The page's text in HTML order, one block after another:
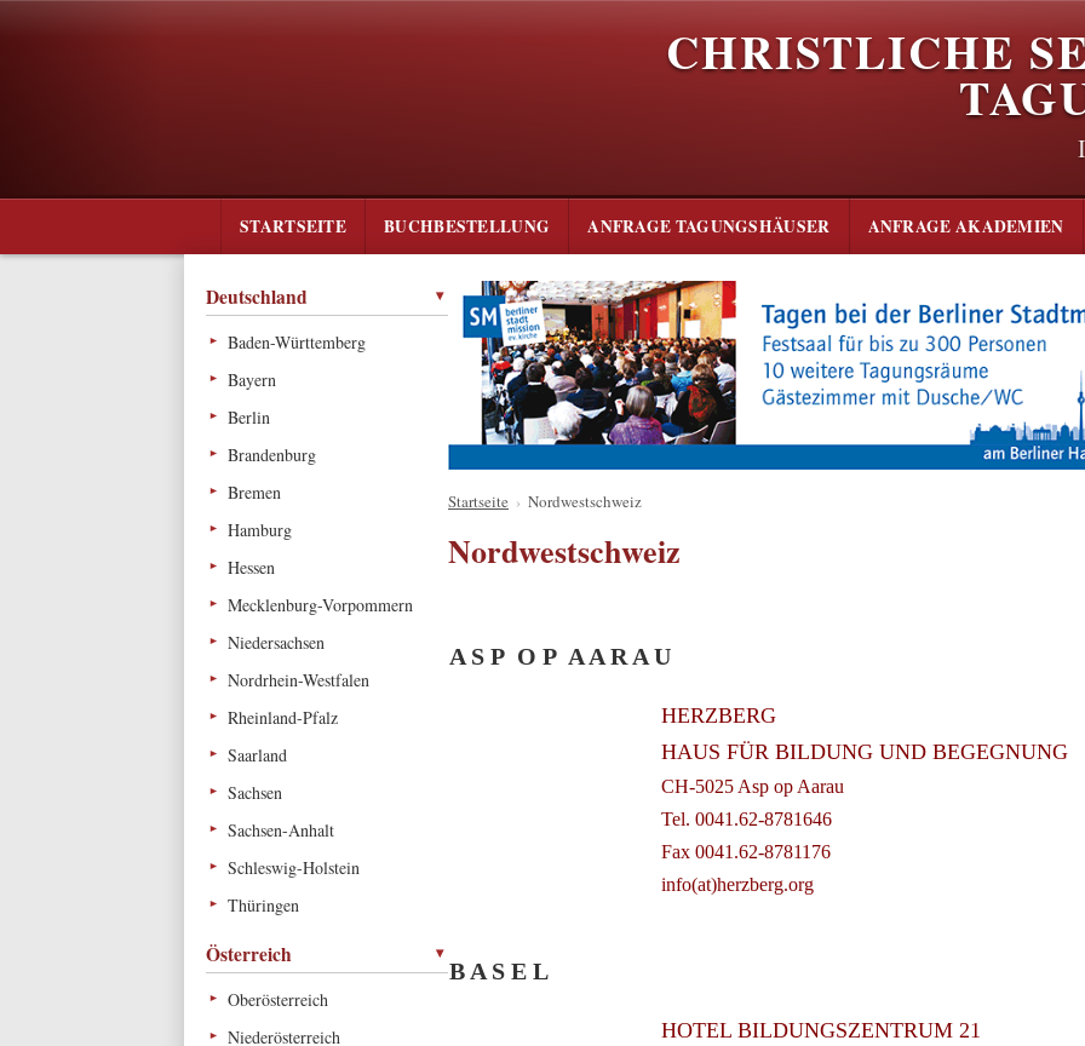
CHRISTLICHE
STARTSEITE BUCHBESTELLUNG ANFRAGE TAGUNGSHÄUSER ANFRAGE AKADEMIEN
Deutschland
Baden-Württemberg
Bayern
Berlin
Brandenburg
Bremen
Hamburg
Hessen
Mecklenburg-Vorpommern
Niedersachsen
Nordrhein-Westfalen
Rheinland-Pfalz
Saarland
Sachsen
Sachsen-Anhalt
Schleswig-Holstein
Thüringen
Österreich
Oberösterreich
Niederösterreich
Startseite › Nordwestschweiz
Nordwestschweiz
A S P O P A A R A U
HERZBERG
HAUS FÜR BILDUNG UND BEGEGNUNG
CH-5025 Asp op Aarau
Tel. 0041.62-8781646
Fax 0041.62-8781176
info(at)herzberg.org
B A S E L
HOTEL BILDUNGSZENTRUM 21